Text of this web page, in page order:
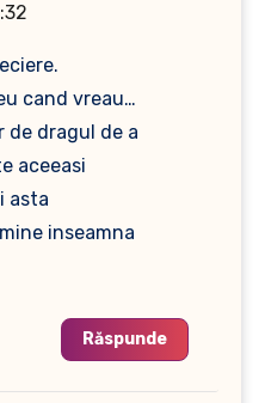
cand vreau…
de dragul de a
aceeasi
asta
inseamna
Răspunde